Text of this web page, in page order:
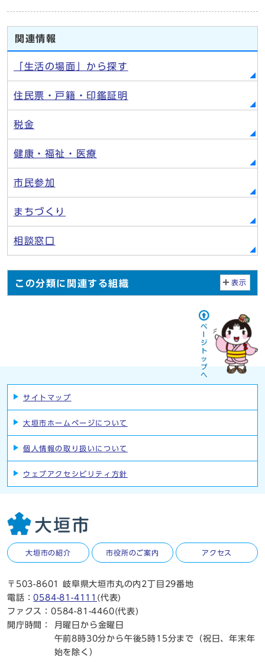
関連情報
「生活の場面」から探す
住民票・戸籍・印鑑証明
税金
健康・福祉・医療
市民参加
まちづくり
相談窓口
この分類に関連する組織 表示
サイトマップ
大垣市ホームページについて
個人情報の取り扱いについて
ウェブアクセシビリティ方針
大垣市の紹介 市役所のご案内 アクセス
〒503-8601 岐阜県大垣市丸の内2丁目29番地
電話：0584-81-4111 (代表)
ファクス：0584-81-4460(代表)
開庁時間：
月曜日から金曜日
午前8時30分から午後5時15分まで（祝日、年末年
始を除く）